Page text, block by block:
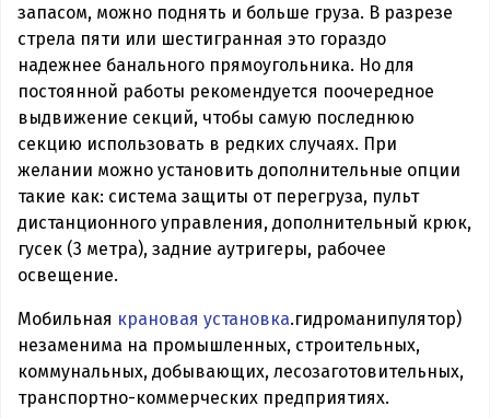
запасом, можно поднять и больше груза. В разрезе
стрела пяти или шестигранная это гораздо
надежнее банального прямоугольника. Но для
постоянной работы рекомендуется поочередное
выдвижение секций, чтобы самую последнюю
секцию использовать в редких случаях. При
желании можно установить дополнительные опции
такие как: система защиты от перегруза, пульт
дистанционного управления, дополнительный крюк,
гусек (3 метра), задние аутригеры, рабочее
освещение.
Мобильная крановая установка.гидроманипулятор)
незаменима на промышленных, строительных,
коммунальных, добывающих, лесозаготовительных,
транспортно-коммерческих предприятиях.